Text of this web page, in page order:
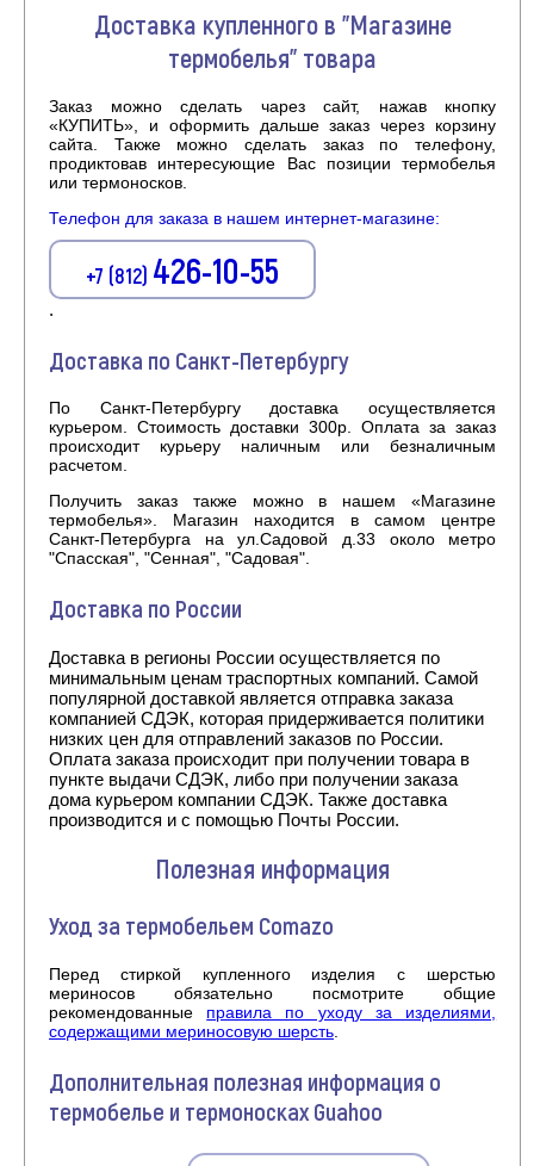
Доставка купленного в "Магазине
термобелья" товара
Заказ можно сделать чарез сайт, нажав кнопку
«КУПИТЬ», и оформить дальше заказ через корзину
сайта. Также можно сделать заказ по телефону,
продиктовав интересующие Вас позиции термобелья
или термоносков.
Телефон для заказа в нашем интернет-магазине:
+7 (812) 426-10-55
.
Доставка по Санкт-Петербургу
По Санкт-Петербургу доставка осуществляется
курьером. Стоимость доставки 300р. Оплата за заказ
происходит курьеру наличным или безналичным
расчетом.
Получить заказ также можно в нашем «Магазине
термобелья». Магазин находится в самом центре
Санкт-Петербурга на ул.Садовой д.33 около метро
"Спасская", "Сенная", "Садовая".
Доставка по России
Доставка в регионы России осуществляется по
минимальным ценам траспортных компаний. Самой
популярной доставкой является отправка заказа
компанией СДЭК, которая придерживается политики
низких цен для отправлений заказов по России.
Оплата заказа происходит при получении товара в
пункте выдачи СДЭК, либо при получении заказа
дома курьером компании СДЭК. Также доставка
производится и с помощью Почты России.
Полезная информация
Уход за термобельем Comazo
Перед стиркой купленного изделия с шерстью
мериносов обязательно посмотрите общие
рекомендованные правила по уходу за изделиями,
содержащими мериносовую шерсть
Дополнительная полезная информация о
термобелье и термоносках Guahoo